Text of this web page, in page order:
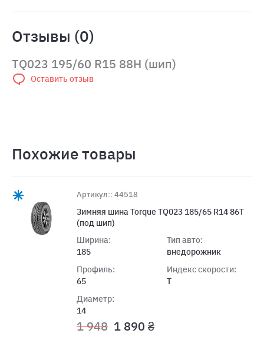
Отзывы (0)
TQ023 195/60 R15 88H (шип)
Оставить отзыв
Похожие товары
Артикул:: 44518
Зимняя шина Torque TQ023 185/65 R14 86T
(под шип)
Ширина:
185
Профиль:
65
Диаметр:
14
Тип авто:
внедорожник
Индекс скорости:
T
1 948 1 890 ₴